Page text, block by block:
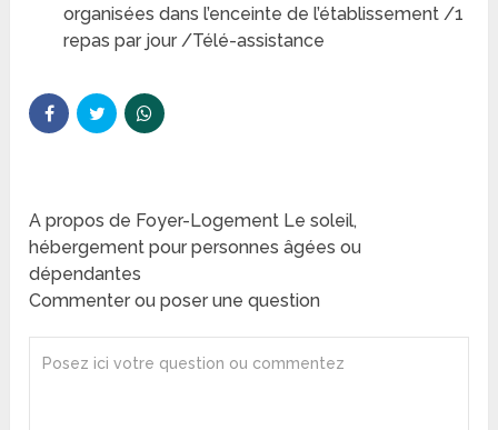
organisées dans l’enceinte de l’établissement /1
repas par jour /Télé-assistance
A propos de Foyer-Logement Le soleil,
hébergement pour personnes âgées ou
dépendantes
Commenter ou poser une question